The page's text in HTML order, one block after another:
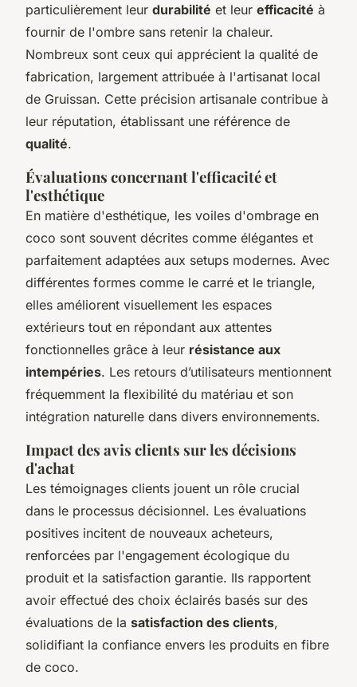
particulièrement leur durabilité et leur efficacité à
fournir de l'ombre sans retenir la chaleur.
Nombreux sont ceux qui apprécient la qualité de
fabrication, largement attribuée à l'artisanat local
de Gruissan. Cette précision artisanale contribue à
leur réputation, établissant une référence de
qualité.
Évaluations concernant l'efficacité et
l'esthétique
En matière d'esthétique, les voiles d'ombrage en
coco sont souvent décrites comme élégantes et
parfaitement adaptées aux setups modernes. Avec
différentes formes comme le carré et le triangle,
elles améliorent visuellement les espaces
extérieurs tout en répondant aux attentes
fonctionnelles grâce à leur résistance aux
intempéries. Les retours d’utilisateurs mentionnent
fréquemment la flexibilité du matériau et son
intégration naturelle dans divers environnements.
Impact des avis clients sur les décisions
d'achat
Les témoignages clients jouent un rôle crucial
dans le processus décisionnel. Les évaluations
positives incitent de nouveaux acheteurs,
renforcées par l'engagement écologique du
produit et la satisfaction garantie. Ils rapportent
avoir effectué des choix éclairés basés sur des
évaluations de la satisfaction des clients,
solidifiant la confiance envers les produits en fibre
de coco.